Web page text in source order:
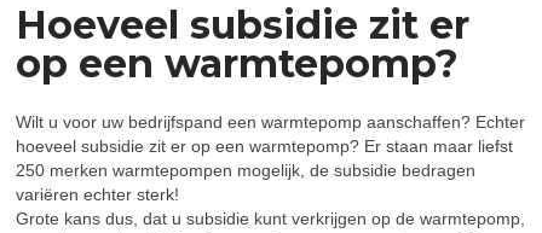
Hoeveel subsidie zit er
op een warmtepomp?
Wilt u voor uw bedrijfspand een warmtepomp aanschaffen? Echter
hoeveel subsidie zit er op een warmtepomp? Er staan maar liefst
250 merken warmtepompen mogelijk, de subsidie bedragen
variëren echter sterk!
Grote kans dus, dat u subsidie kunt verkrijgen op de warmtepomp,